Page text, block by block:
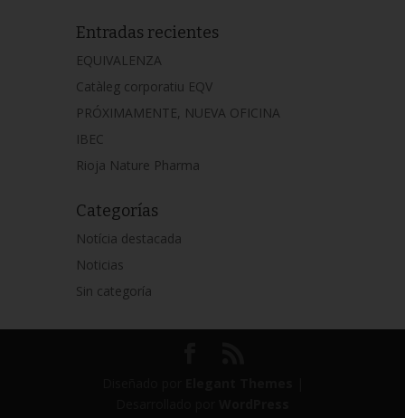
Entradas recientes
EQUIVALENZA
Catàleg corporatiu EQV
PRÓXIMAMENTE, NUEVA OFICINA
IBEC
Rioja Nature Pharma
Categorías
Notícia destacada
Noticias
Sin categoría